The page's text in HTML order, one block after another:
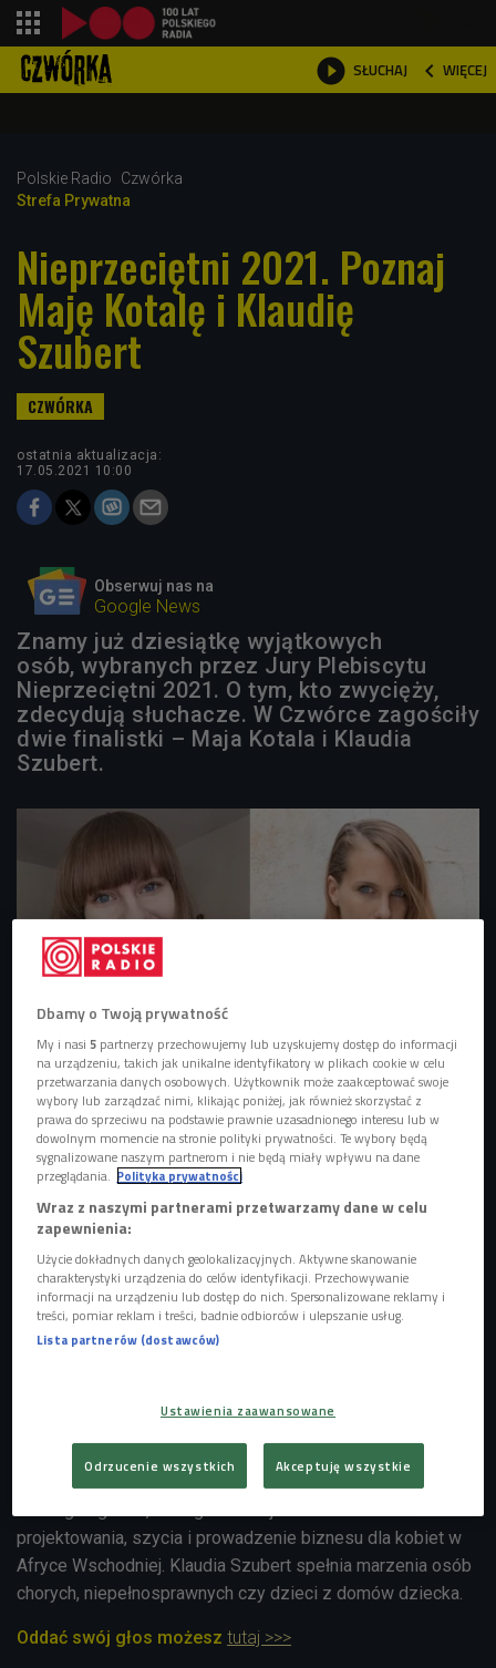
 SŁUCHAJ  WIĘCEJ

Polskie Radio
Czwórka
Strefa Prywatna
Nieprzeciętni 2021. Poznaj
Maję Kotalę i Klaudię
Szubert
ostatnia aktualizacja:
17.05.2021 10:00
Obserwuj nas na
Google News
Znamy już dziesiątkę wyjątkowych
osób, wybranych przez Jury Plebiscytu
Nieprzeciętni 2021. O tym, kto zwycięży,
zdecydują słuchacze. W Czwórce zagościły
dwie finalistki – Maja Kotala i Klaudia
Szubert.
Klaudia Szubert i Maja Kotala Foto: arch. pryw.
Nieprzeciętni 2021. Co słychać u uczestników z poprzednich lat?
Maja Kotala stworzyła m.in. autorski program edukacyjny
projektowania, szycia i prowadzenie biznesu dla kobiet w
Afryce Wschodniej. Klaudia Szubert spełnia marzenia osób
chorych, niepełnosprawnych czy dzieci z domów dziecka.
Oddać swój głos możesz tutaj >>>
Dbamy o Twoją prywatność
My i nasi5 partnerzy przechowujemy lub uzyskujemy dostęp do informacji
na urządzeniu, takich jak unikalne identyfikatory w plikach cookie w celu
przetwarzania danych osobowych. Użytkownik może zaakceptować swoje
wybory lub zarządzać nimi, klikając poniżej, jak również skorzystać z
prawa do sprzeciwu na podstawie prawnie uzasadnionego interesu lub w
dowolnym momencie na stronie polityki prywatności. Te wybory będą
sygnalizowane naszym partnerom i nie będą miały wpływu na dane
przeglądania. Polityka prywatności
Wraz z naszymi partnerami przetwarzamy dane w celu
zapewnienia:
Użycie dokładnych danych geolokalizacyjnych. Aktywne skanowanie
charakterystyki urządzenia do celów identyfikacji. Przechowywanie
informacji na urządzeniu lub dostęp do nich. Spersonalizowane reklamy i
treści, pomiar reklam i treści, badnie odbiorców i ulepszanie usług.
Lista partnerów (dostawców)
Ustawienia zaawansowane
Odrzucenie wszystkich Akceptuję wszystkie